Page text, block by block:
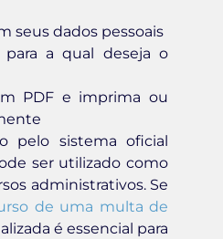
seus dados pessoais
para a qual deseja o
PDF e imprima ou
pelo sistema oficial
ser utilizado como
administrativos. Se
de uma multa de
é essencial para